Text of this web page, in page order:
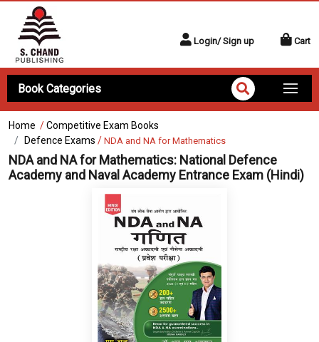
Login/ Sign up Cart
Book Categories
Home /Competitive Exam Books
Defence Exams / NDA and NA for Mathematics
NDA and NA for Mathematics: National Defence
Academy and Naval Academy Entrance Exam (Hindi)